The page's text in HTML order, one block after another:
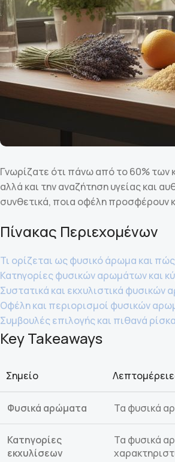
Γνωρίζατε ότι πάνω από το 60%
αλλά και την αναζήτηση υγείας και
συνθετικά, ποια οφέλη προσφέρουν
Πίνακας Περιεχομένων
Τι ορίζεται ως φυσικό άρωμα και
Κατηγορίες φυσικών αρωμάτων και
Συστατικά και εκχυλιστικά φυσικών
Οφέλη και περιορισμοί φυσικών
Συμβουλές επιλογής και πιθανά
Key Takeaways
Σημείο
Φυσικά αρώματα Τα φυσικά
Κατηγορίες
εκχυλίσεων
Τα φυσικά